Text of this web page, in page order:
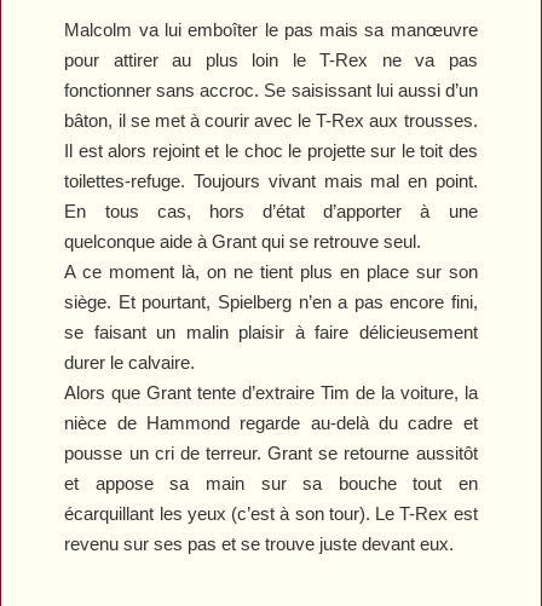
Malcolm va lui emboîter le pas mais sa manœuvre
pour attirer au plus loin le T-Rex ne va pas
fonctionner sans accroc. Se saisissant lui aussi d’un
bâton, il se met à courir avec le T-Rex aux trousses.
Il est alors rejoint et le choc le projette sur le toit des
toilettes-refuge. Toujours vivant mais mal en point.
En tous cas, hors d’état d’apporter à une
quelconque aide à Grant qui se retrouve seul.
A ce moment là, on ne tient plus en place sur son
siège. Et pourtant, Spielberg n’en a pas encore fini,
se faisant un malin plaisir à faire délicieusement
durer le calvaire.
Alors que Grant tente d’extraire Tim de la voiture, la
nièce de Hammond regarde au-delà du cadre et
pousse un cri de terreur. Grant se retourne aussitôt
et appose sa main sur sa bouche tout en
écarquillant les yeux (c’est à son tour). Le T-Rex est
revenu sur ses pas et se trouve juste devant eux.